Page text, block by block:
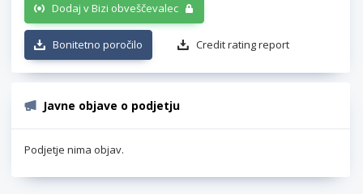
Dodaj v Bizi obveščevalec
Bonitetno poročilo Credit rating report
Javne objave o podjetju
Podjetje nima objav.